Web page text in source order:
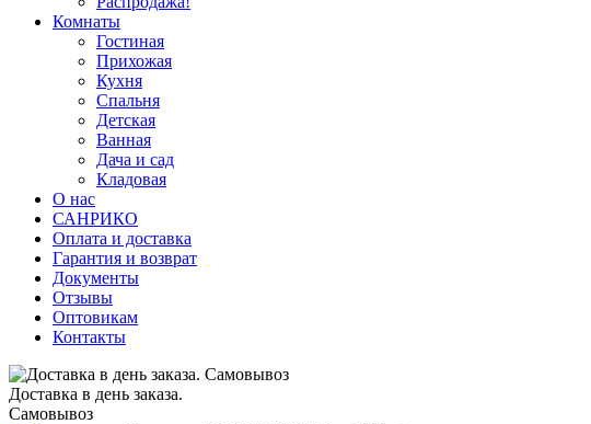
Комнаты
Гостиная
Прихожая
Кухня
Спальня
Детская
Ванная
Дача и сад
Кладовая
О нас
САНРИКО
Оплата и доставка
Гарантия и возврат
Документы
Отзывы
Оптовикам
Контакты
Доставка в день заказа.
Самовывоз